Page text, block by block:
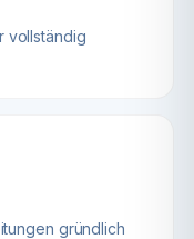
vollständig
gründlich